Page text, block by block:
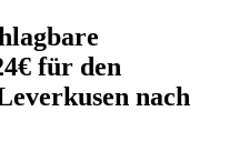
für den
nach